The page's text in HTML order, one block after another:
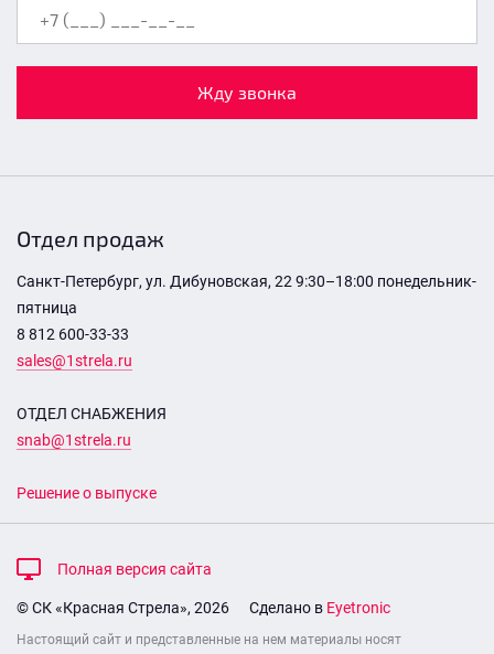
Жду звонка
Отдел продаж
Санкт-Петербург, ул. Дибуновская, 22 9:30–18:00 понедельник-
пятница
8 812 600-33-33
sales@1strela.ru
ОТДЕЛ СНАБЖЕНИЯ
snab@1strela.ru
Решение о выпуске
Полная версия сайта
© СК «Красная Стрела», 2026 Сделано в Eyetronic
Настоящий сайт и представленные на нем материалы носят